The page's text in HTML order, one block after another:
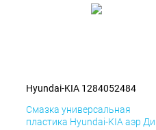
Hyundai-KIA 1284052484
Смазка универсальная
пластика Hyundai-KIA аэр